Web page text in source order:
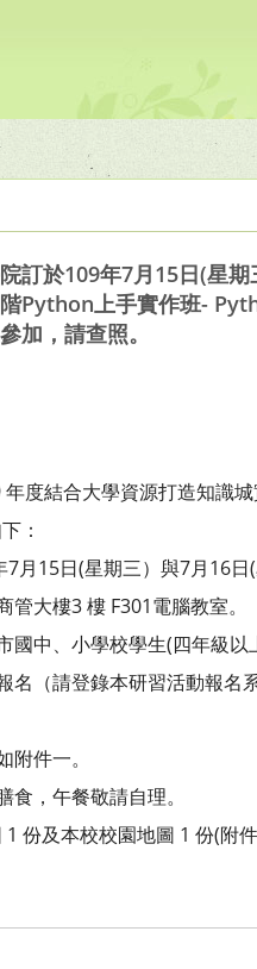
訂於109年7月15日(星
Python上手實作班-
加，請查照。
度結合大學資源打造知識城
：
月15日(星期三）與7月16日
大樓3 樓 F301電腦教室。
國中、小學校學生(四年級以
名（請登錄本研習活動報
件一。
，午餐敬請自理。
份及本校校園地圖 1 份(附件